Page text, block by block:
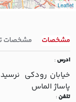
Leaflet
مشخصات مشخصات
ادرس:
خيابان رودکي
پاساژ الماس
تلفن: